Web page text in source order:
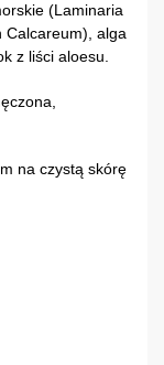
(Laminaria
Calcareum), alga
z liści aloesu.
na czystą skórę